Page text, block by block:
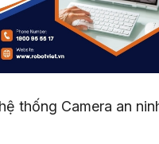
thống Camera an